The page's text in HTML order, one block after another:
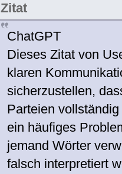
Zitat
ChatGPT
Dieses Zitat von
klaren
sicherzustellen,
Parteien
ein häufiges
jemand Wörter
falsch interpretiert